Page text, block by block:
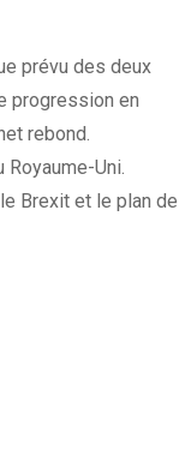
prévu des deux
progression en
rebond.
Uni.
Brexit et le plan de